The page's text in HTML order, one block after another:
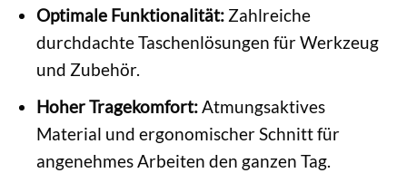
Optimale Funktionalität:Zahlreiche
durchdachte Taschenlösungen für Werkzeug
und Zubehör.
Hoher Tragekomfort:Atmungsaktives
Material und ergonomischer Schnitt für
angenehmes Arbeiten den ganzen Tag.